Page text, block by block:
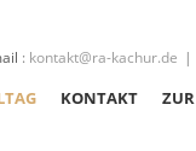
: kontakt@ra-kachur.de
KONTAKT